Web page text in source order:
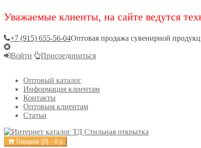
Уважаемые клиенты, на сайте ведутся
+7 (915) 655-56-04Оптовая продажа сувенирной
Войти Присоединиться
Оптовый каталог
Информация клиентам
Контакты
Оптовым клиентам
Статьи
Товаров (0) - 0 р